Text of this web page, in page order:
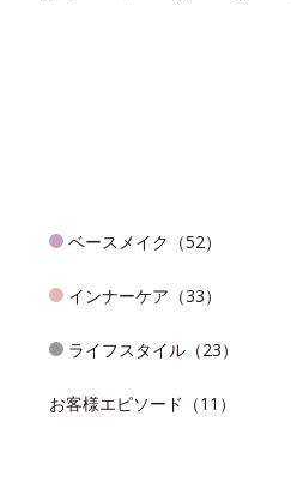
ベースメイク（52）
インナーケア（33）
ライフスタイル（23）
お客様エピソード（11）